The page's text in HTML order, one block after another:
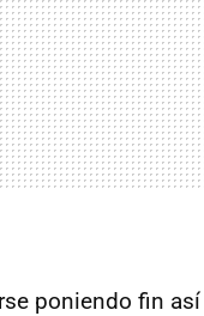
poniendo fin